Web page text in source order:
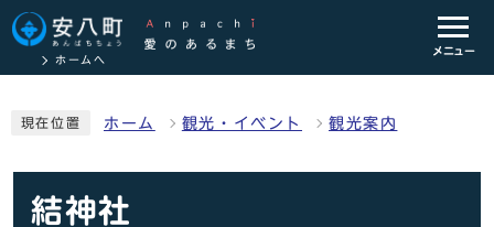
ホームへ
メニュー
現在位置 ホーム 観光・イベント 観光案内
結神社